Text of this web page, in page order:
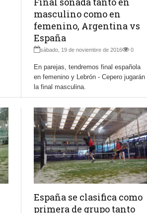
masculino como en
femenino, Argentina vs
España
sábado, 19 de noviembre de 2016 0
En parejas, tendremos final española
en femenino y Lebrón - Cepero jugarán
la final masculina.
España se clasifica como
primera de grupo tanto